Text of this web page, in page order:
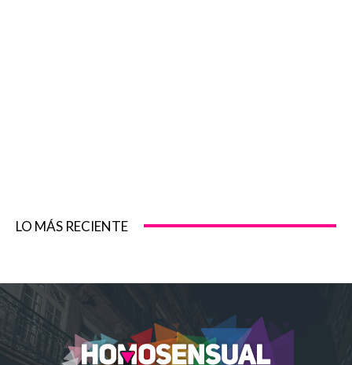
LO MÁS RECIENTE